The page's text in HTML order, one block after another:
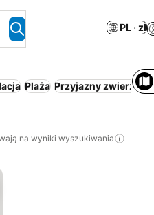
PL · zł
Plaża Przyjazny zwierzętom
na wyniki wyszukiwania
do ulubionych